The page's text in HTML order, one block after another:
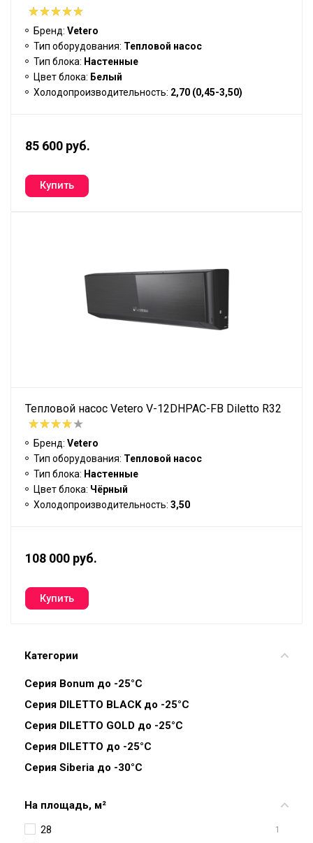
Категории
Серия Bonum до -25°C
Серия DILETTO BLACK до -25°C
Серия DILETTO GOLD до -25°C
Серия DILETTO до -25°C
Серия Siberia до -30°C
На площадь, м²
28 1
Бренд: Vetero
Тип оборудования: Тепловой насос
Тип блока: Настенные
Цвет блока: Белый
Холодопроизводительность: 2,70 (0,45-3,50)
85 600 руб.
Тепловой насос Vetero V-12DHPAC-FB Diletto R32
Бренд: Vetero
Тип оборудования: Тепловой насос
Тип блока: Настенные
Цвет блока: Чёрный
Холодопроизводительность: 3,50
108 000 руб.